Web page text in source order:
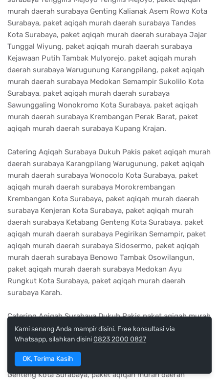
murah daerah surabaya Genting Kalianak Asem Rowo Kota
Surabaya, paket aqiqah murah daerah surabaya Tandes
Kota Surabaya, paket aqiqah murah daerah surabaya Jajar
Tunggal Wiyung, paket aqiqah murah daerah surabaya
Kejawaan Putih Tambak Mulyorejo, paket aqiqah murah
daerah surabaya Warugunung Karangpilang, paket aqiqah
murah daerah surabaya Medokan Semampir Sukolilo Kota
Surabaya, paket aqiqah murah daerah surabaya
Sawunggaling Wonokromo Kota Surabaya, paket aqiqah
murah daerah surabaya Krembangan Perak Barat, paket
aqiqah murah daerah surabaya Kupang Krajan.
Catering Aqiqah Surabaya Dukuh Pakis paket aqiqah murah
daerah surabaya Karangpilang Warugunung, paket aqiqah
murah daerah surabaya Wonocolo Kota Surabaya, paket
aqiqah murah daerah surabaya Morokrembangan
Krembangan Kota Surabaya, paket aqiqah murah daerah
surabaya Kenjeran Kota Surabaya, paket aqiqah murah
daerah surabaya Ketabang Genteng Kota Surabaya, paket
aqiqah murah daerah surabaya Pegirikan Semampir, paket
aqiqah murah daerah surabaya Sidosermo, paket aqiqah
murah daerah surabaya Benowo Tambak Osowilangun,
paket aqiqah murah daerah surabaya Medokan Ayu
Rungkut Kota Surabaya, paket aqiqah murah daerah
surabaya Karah.
Catering Aqiqah Surabaya Dukuh Pakis paket aqiqah murah
daerah surabaya Krembangan Morokrembangan, paket
aqiqah murah daerah surabaya Tegalsari Tegalsari Kota
Surabaya, paket aqiqah murah daerah surabaya Sambikerep
Made, paket aqiqah murah daerah surabaya Genteng
Genteng Kota Surabaya, paket aqiqah murah daerah
Kami senang Anda mampir disini. Free konsultasi via
Whatsapp, silahkan disini 0823 2000 0827
OK, Terima Kasih